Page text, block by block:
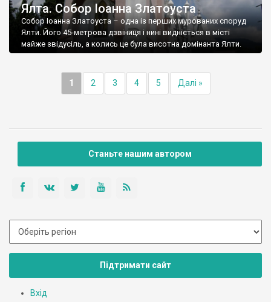
Ялта. Собор Іоанна Златоуста
Собор Іоанна Златоуста – одна із перших мурованих споруд
Ялти. Його 45-метрова дзвіниця і нині видніється в місті
майже звідусіль, а колись це була висотна домінанта Ялти.
1 2 3 4 5 Далі »
Станьте нашим автором
Підтримати сайт
Вхід